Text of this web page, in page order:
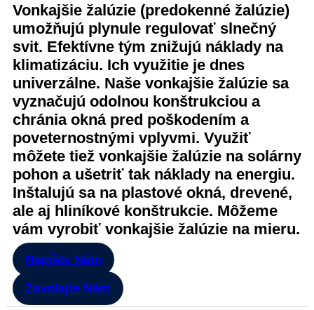
Vonkajšie žalúzie (predokenné žalúzie)
umožňujú plynule regulovať slnečný
svit. Efektívne tým znižujú náklady na
klimatizáciu. Ich využitie je dnes
univerzálne. Naše vonkajšie žalúzie sa
vyznačujú odolnou konštrukciou a
chránia okná pred poškodením a
poveternostnými vplyvmi. Využiť
môžete tiež vonkajšie žalúzie na solárny
pohon a ušetriť tak náklady na energiu.
Inštalujú sa na plastové okná, drevené,
ale aj hliníkové konštrukcie. Môžeme
vám vyrobiť vonkajšie žalúzie na mieru.
Napíšte Nám
Zavolajte Nám